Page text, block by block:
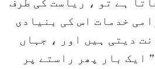
خدمات اس کی بنیادی
دیتی ہیں اور ، جہاں
ایک بار پھر راستے پر